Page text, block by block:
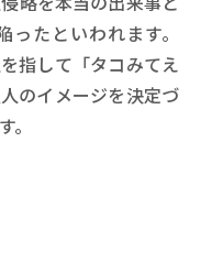
たといわれます。
指して「タコみてえ
のイメージを決定づ